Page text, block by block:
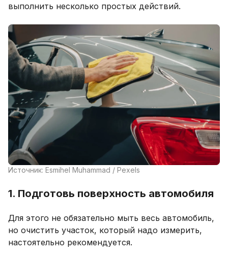
выполнить несколько простых действий.
Источник: Esmihel Muhammad / Pexels
1. Подготовь поверхность автомобиля
Для этого не обязательно мыть весь автомобиль,
но очистить участок, который надо измерить,
настоятельно рекомендуется.